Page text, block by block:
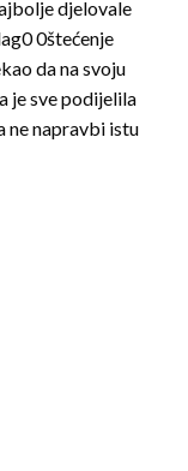
djelovale
0štećenje
da na svoju
je sve podijelila
ne napravbi istu